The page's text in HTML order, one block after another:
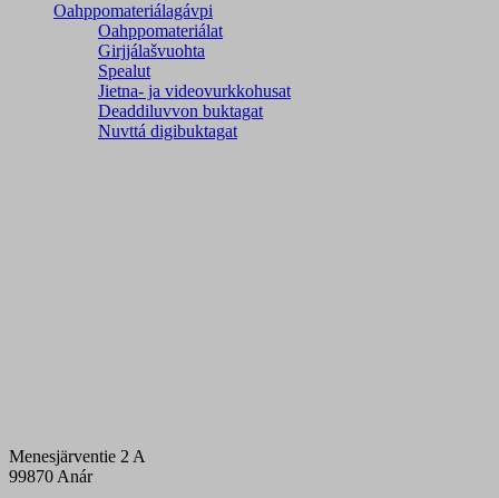
Oahppomateriálagávpi
Oahppomateriálat
Girjjálašvuohta
Spealut
Jietna- ja videovurkkohusat
Deaddiluvvon buktagat
Nuvttá digibuktagat
Menesjärventie 2 A
99870 Anár